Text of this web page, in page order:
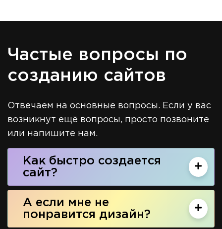
Частые вопросы по
созданию сайтов
Отвечаем на основные вопросы. Если у вас
возникнут ещё вопросы, просто позвоните
или напишите нам.
Как быстро создается
сайт?
А если мне не
понравится дизайн?